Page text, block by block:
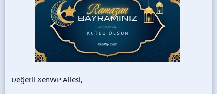
Değerli XenWP Ailesi,